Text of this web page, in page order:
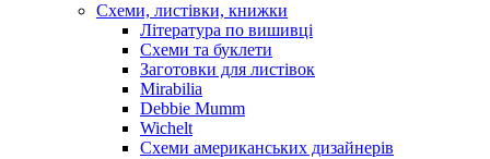
Схеми, листівки, книжки
Література по вишивці
Схеми та буклети
Заготовки для листівок
Mirabilia
Debbie Mumm
Wichelt
Схеми американських дизайнерів